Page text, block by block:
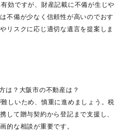
効ですが、財産記載に不備が生じや
不備が少なく信頼性が高いのでおす
リスクに応じ適切な遺言を提案しま
は？大阪市の不動産は？
しいため、慎重に進めましょう。税
して贈与契約から登記まで支援し、
的な相談が重要です。